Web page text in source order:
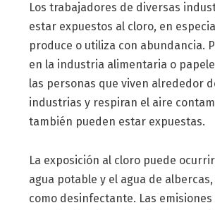
Los trabajadores de diversas
estar expuestos al cloro, en
produce o utiliza con abundancia.
en la industria alimentaria o
las personas que viven alrededor
industrias y respiran el aire
también pueden estar expuestas.
La exposición al cloro puede
agua potable y el agua de
como desinfectante. Las